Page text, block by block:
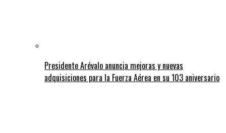
Presidente Arévalo anuncia mejoras y nuevas
adquisiciones para la Fuerza Aérea en su 103 aniversario